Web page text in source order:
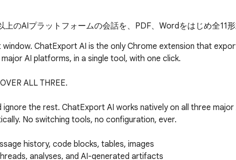
のAIプラットフォームの会話を、PDF、Wordをはじめ全11形
ChatExport AI is the only Chrome extension that